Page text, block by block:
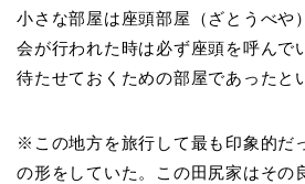
小さな部屋は座頭部屋（ざとうべや
会が行われた時は必ず座頭を呼んで
待たせておくための部屋であったと
※この地方を旅行して最も印象的だ
の形をしていた。この田尻家はその